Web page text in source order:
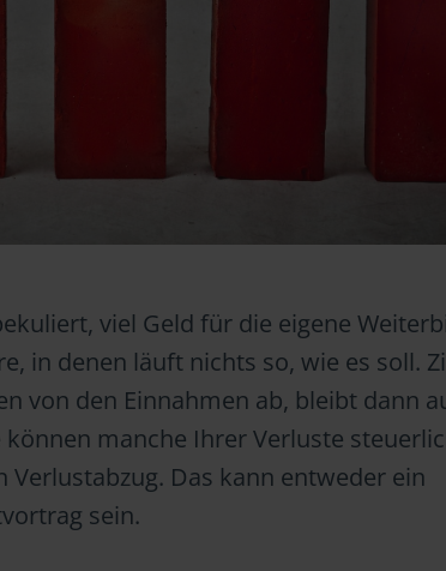
viel Geld für die eigene
in denen läuft nichts so, wie es soll.
von den Einnahmen ab, bleibt dann
manche Ihrer Verluste
Das kann entweder ein
sein.